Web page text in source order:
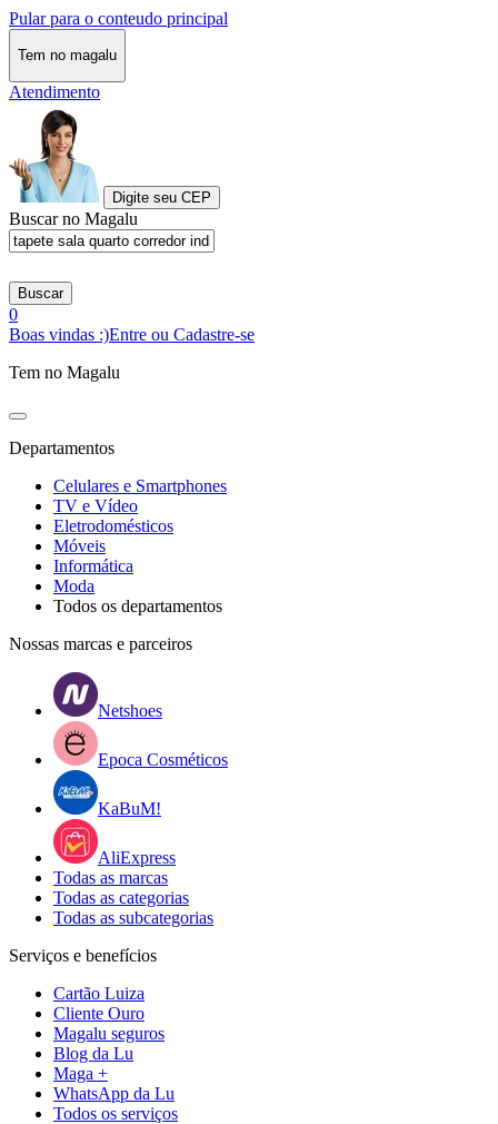
Pular para o conteudo principal
Tem no magalu
Atendimento
Digite seu CEP
Buscar no Magalu
Buscar
0
Boas vindas :)Entre ou Cadastre-se
Tem no Magalu
Departamentos
Celulares e Smartphones
TV e Vídeo
Eletrodomésticos
Móveis
Informática
Moda
Todos os departamentos
Nossas marcas e parceiros
Netshoes
Epoca Cosméticos
KaBuM!
AliExpress
Todas as marcas
Todas as categorias
Todas as subcategorias
Serviços e benefícios
Cartão Luiza
Cliente Ouro
Magalu seguros
Blog da Lu
Maga +
WhatsApp da Lu
Todos os serviços